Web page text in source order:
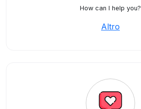
How can I help you?
Altro